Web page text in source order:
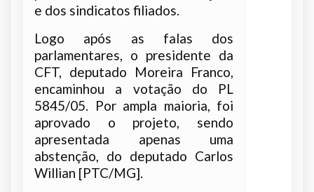
e dos sindicatos filiados.
Logo após as falas dos
parlamentares, o presidente da
CFT, deputado Moreira Franco,
encaminhou a votação do PL
5845/05. Por ampla maioria, foi
aprovado o projeto, sendo
apresentada apenas uma
abstenção, do deputado Carlos
Willian [PTC/MG].